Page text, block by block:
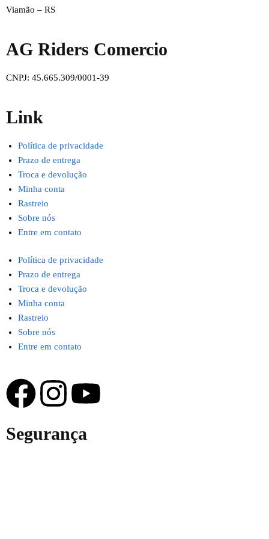
Viamão – RS
AG Riders Comercio
CNPJ: 45.665.309/0001-39
Link
Política de privacidade
Prazo de entrega
Troca e devolução
Minha conta
Rastreio
Sobre nós
Entre em contato
Política de privacidade
Prazo de entrega
Troca e devolução
Minha conta
Rastreio
Sobre nós
Entre em contato
Segurança